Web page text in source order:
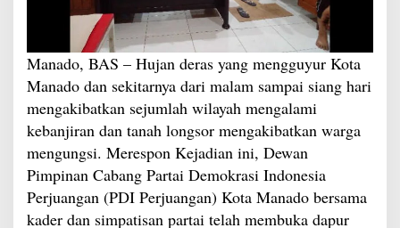
Manado, BAS – Hujan deras yang mengguyur Kota
Manado dan sekitarnya dari malam sampai siang hari
mengakibatkan sejumlah wilayah mengalami
kebanjiran dan tanah longsor mengakibatkan warga
mengungsi. Merespon Kejadian ini, Dewan
Pimpinan Cabang Partai Demokrasi Indonesia
Perjuangan (PDI Perjuangan) Kota Manado bersama
kader dan simpatisan partai telah membuka dapur